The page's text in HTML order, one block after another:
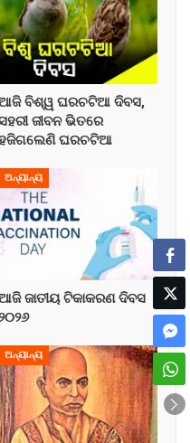
ବିଶ୍ୱ ଘରଚଟିଆ ଦିବସ,
ଜୀବନ ଭିତରେ
ଘରଚଟିଆ
ଅନ୍ୟାନ୍ୟ
ଜାତୀୟ ଟିକାକରଣ ଦିବସ
ଅନ୍ୟାନ୍ୟ